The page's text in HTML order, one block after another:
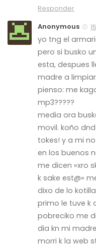
Responder
Anonymous
yo tng el
pero si busko
esta, despues
madre a
pienso: me
mp3?????
media ora
movil. koño
tokes! y a mi
en los buenos
me dicen «xro
k sake est@»
dixo de lo
primo le tuve k
pobreciko me
dia kn mi
morri k la web